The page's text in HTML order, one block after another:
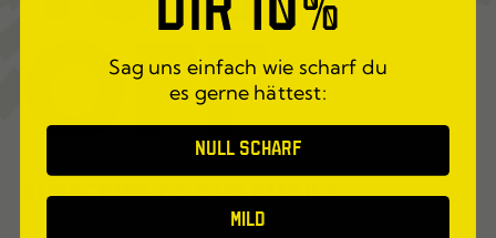
OFF
SUBSCRIBE TO OUR EMAILS
DIR 10%
Sag uns einfach wie scharf du
es gerne hättest:
NULL SCHARF
MILD